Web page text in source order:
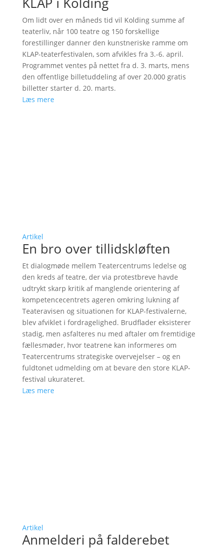
Om lidt over en måneds tid vil Kolding summe af
teaterliv, når 100 teatre og 150 forskellige
forestillinger danner den kunstneriske ramme om
KLAP-teaterfestivalen, som afvikles fra 3.-6. april.
Programmet ventes på nettet fra d. 3. marts, mens
den offentlige billetuddeling af over 20.000 gratis
billetter starter d. 20. marts.
Læs mere
Artikel
En bro over tillidskløften
Et dialogmøde mellem Teatercentrums ledelse og
den kreds af teatre, der via protestbreve havde
udtrykt skarp kritik af manglende orientering af
kompetencecentrets ageren omkring lukning af
Teateravisen og situationen for KLAP-festivalerne,
blev afviklet i fordragelighed. Brudflader eksisterer
stadig, men asfalteres nu med aftaler om fremtidige
fællesmøder, hvor teatrene kan informeres om
Teatercentrums strategiske overvejelser – og en
fuldtonet udmelding om at bevare den store KLAP-
festival ukurateret.
Læs mere
Artikel
Anmelderi på falderebet